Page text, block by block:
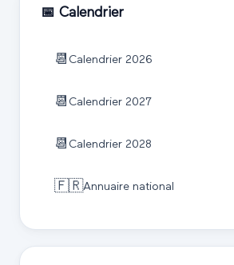
📅 Calendrier
📆 Calendrier 2026
📆 Calendrier 2027
📆 Calendrier 2028
🇫🇷Annuaire national